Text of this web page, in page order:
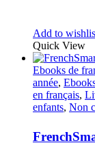
Add to
Quick View
Ebooks de
année,
en français,
enfants, Non